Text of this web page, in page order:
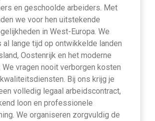
en geschoolde arbeiders. Met
we voor hen uitstekende
in West-Europa. We
al lange tijd op ontwikkelde landen
Oostenrijk en het moderne
We vragen nooit verborgen kosten
Bij ons krijg je
volledig legaal arbeidscontract,
loon en professionele
We organiseren zorgvuldig de